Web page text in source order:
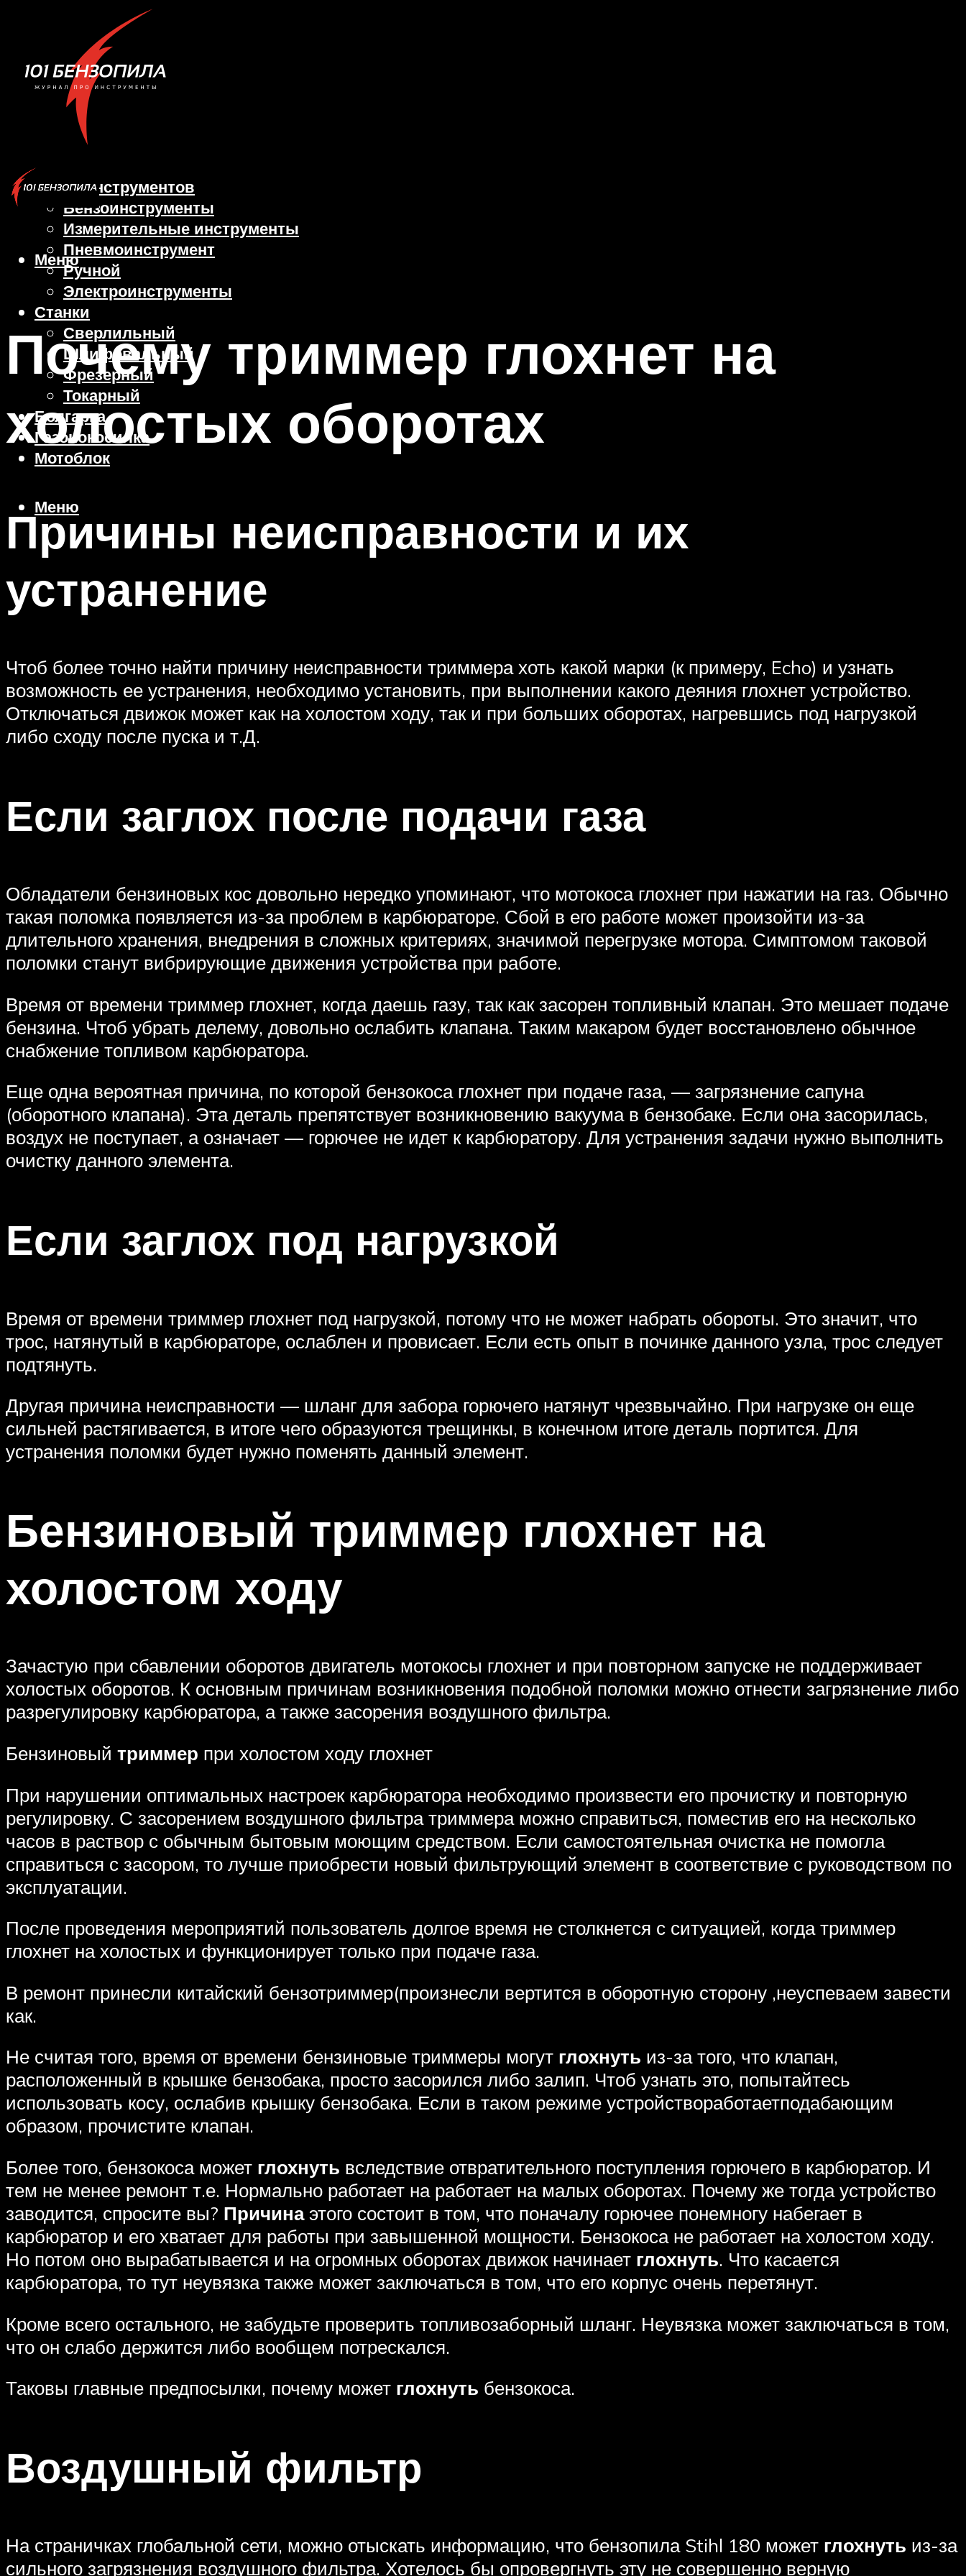
Виды инструментов
Бензоинструменты
Измерительные инструменты
Пневмоинструмент
Ручной
Электроинструменты
Станки
Сверлильный
Шлифовальный
Фрезерный
Токарный
Болгарка
Газонокосилка
Мотоблок
Меню
Меню
Почему триммер глохнет на
холостых оборотах
Причины неисправности и их
устранение
Чтоб более точно найти причину неисправности триммера хоть какой марки (к примеру, Echo) и узнать
возможность ее устранения, необходимо установить, при выполнении какого деяния глохнет устройство.
Отключаться движок может как на холостом ходу, так и при больших оборотах, нагревшись под нагрузкой
либо сходу после пуска и т.Д.
Если заглох после подачи газа
Обладатели бензиновых кос довольно нередко упоминают, что мотокоса глохнет при нажатии на газ. Обычно
такая поломка появляется из-за проблем в карбюраторе. Сбой в его работе может произойти из-за
длительного хранения, внедрения в сложных критериях, значимой перегрузке мотора. Симптомом таковой
поломки станут вибрирующие движения устройства при работе.
Время от времени триммер глохнет, когда даешь газу, так как засорен топливный клапан. Это мешает подаче
бензина. Чтоб убрать делему, довольно ослабить клапана. Таким макаром будет восстановлено обычное
снабжение топливом карбюратора.
Еще одна вероятная причина, по которой бензокоса глохнет при подаче газа, — загрязнение сапуна
(оборотного клапана). Эта деталь препятствует возникновению вакуума в бензобаке. Если она засорилась,
воздух не поступает, а означает — горючее не идет к карбюратору. Для устранения задачи нужно выполнить
очистку данного элемента.
Если заглох под нагрузкой
Время от времени триммер глохнет под нагрузкой, потому что не может набрать обороты. Это значит, что
трос, натянутый в карбюраторе, ослаблен и провисает. Если есть опыт в починке данного узла, трос следует
подтянуть.
Другая причина неисправности — шланг для забора горючего натянут чрезвычайно. При нагрузке он еще
сильней растягивается, в итоге чего образуются трещинкы, в конечном итоге деталь портится. Для
устранения поломки будет нужно поменять данный элемент.
Бензиновый триммер глохнет на
холостом ходу
Зачастую при сбавлении оборотов двигатель мотокосы глохнет и при повторном запуске не поддерживает
холостых оборотов. К основным причинам возникновения подобной поломки можно отнести загрязнение либо
разрегулировку карбюратора, а также засорения воздушного фильтра.
Бензиновый триммер при холостом ходу глохнет
При нарушении оптимальных настроек карбюратора необходимо произвести его прочистку и повторную
регулировку. С засорением воздушного фильтра триммера можно справиться, поместив его на несколько
часов в раствор с обычным бытовым моющим средством. Если самостоятельная очистка не помогла
справиться с засором, то лучше приобрести новый фильтрующий элемент в соответствие с руководством по
эксплуатации.
После проведения мероприятий пользователь долгое время не столкнется с ситуацией, когда триммер
глохнет на холостых и функционирует только при подаче газа.
В ремонт принесли китайский бензотриммер(произнесли вертится в оборотную сторону ,неуспеваем завести
как.
Не считая того, время от времени бензиновые триммеры могут глохнуть из-за того, что клапан,
расположенный в крышке бензобака, просто засорился либо залип. Чтоб узнать это, попытайтесь
использовать косу, ослабив крышку бензобака. Если в таком режиме устройствоработаетподабающим
образом, прочистите клапан.
Более того, бензокоса может глохнуть вследствие отвратительного поступления горючего в карбюратор. И
тем не менее ремонт т.е. Нормально работает на работает на малых оборотах. Почему же тогда устройство
заводится, спросите вы? Причинаэтого состоит в том, что поначалу горючее понемногу набегает в
карбюратор и его хватает для работы при завышенной мощности. Бензокоса не работает на холостом ходу.
Но потом оно вырабатывается и на огромных оборотах движок начинает глохнуть. Что касается
карбюратора, то тут неувязка также может заключаться в том, что его корпус очень перетянут.
Кроме всего остального, не забудьте проверить топливозаборный шланг. Неувязка может заключаться в том,
что он слабо держится либо вообщем потрескался.
Таковы главные предпосылки, почему может глохнуть бензокоса.
Воздушный фильтр
На страничках глобальной сети, можно отыскать информацию, что бензопила Stihl 180 может глохнуть из-за
сильного загрязнения воздушного фильтра. Хотелось бы опровергнуть эту не совершенно верную